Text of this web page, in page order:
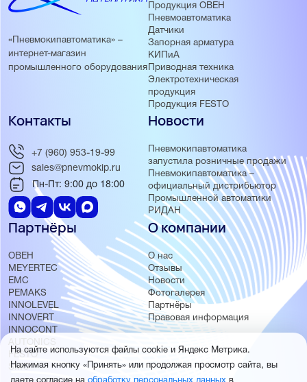
«Пневмокипавтоматика» –
интернет-магазин
промышленного оборудования
Продукция ОВЕН
Пневмоавтоматика
Датчики
Запорная арматура
КИПиА
Приводная техника
Электротехническая
продукция
Продукция FESTO
Новости
Пневмокипавтоматика
запустила розничные продажи
Пневмокипавтоматика –
официальный дистрибьютор
Промышленной автоматики
РИДАН
Партнёры
ОВЕН
MEYERTEC
EMC
PEMAKS
INNOLEVEL
INNOVERT
INNOCONT
AUTONICS
FESTO
SMC
О компании
О нас
Отзывы
Новости
Фотогалерея
Партнёры
Правовая информация
Контакты
+7 (960) 953-19-99
sales@pnevmokip.ru
Пн-Пт: 9:00 до 18:00
На сайте используются файлы cookie и Яндекс Метрика.
Нажимая кнопку «Принять» или продолжая просмотр сайта, вы